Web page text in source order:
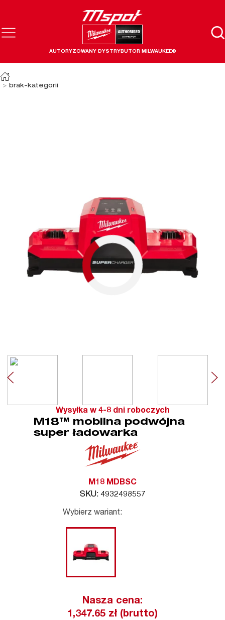
AUTORYZOWANY DYSTRYBUTOR MILWAUKEE®
brak-kategorii
Wysyłka w 4-8 dni roboczych
M18™ mobilna podwójna
super ładowarka
M18 MDBSC
SKU: 4932498557
Wybierz wariant:
Nasza cena:
1,347.65 zł (brutto)